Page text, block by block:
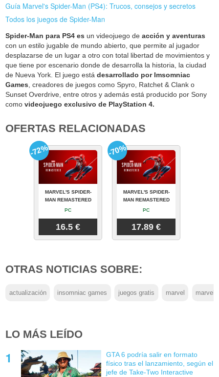
Guía Marvel's Spider-Man (PS4): Trucos, consejos y secretos
Todos los juegos de Spider-Man
Spider-Man para PS4 es un videojuego de acción y aventuras
con un estilo jugable de mundo abierto, que permite al jugador
desplazarse de un lugar a otro con total libertad de movimientos y
que tiene por escenario donde de desarrolla la historia, la ciudad
de Nueva York. El juego estádesarrollado por Imsomniac
Games , creadores de juegos como Spyro, Ratchet & Clank o
Sunset Overdrive, entre otros y además está producido por Sony
comovideojuego exclusivo de PlayStation 4.
OFERTAS RELACIONADAS
MARVEL'S SPIDER-
MAN REMASTERED
PC
16.5 €
-72%
MARVEL'S SPIDER-
MAN REMASTERED
PC
17.89 €
-70%
OTRAS NOTICIAS SOBRE:
actualización insomniac games juegos gratis marvel
LO MÁS LEÍDO
GTA 6 podría salir en formato
físico tras el lanzamiento, según el
jefe de Take-Two Interactive